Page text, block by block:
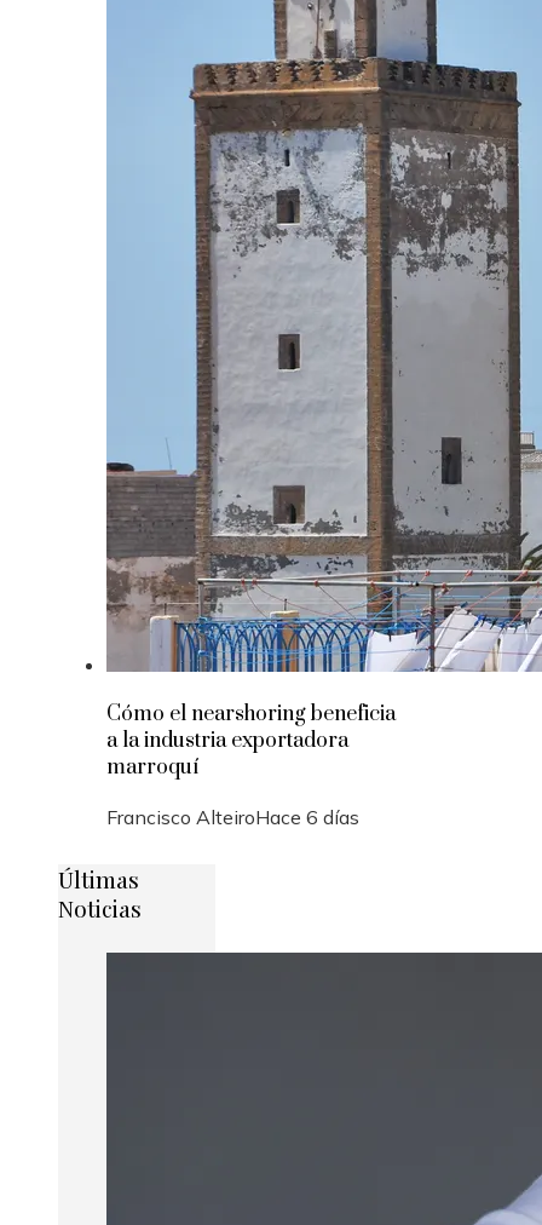
Cómo el nearshoring beneficia
a la industria exportadora
marroquí
Francisco AlteiroHace 6 días
Últimas
Noticias